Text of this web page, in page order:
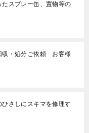
たスプレー缶、置物等の
収・処分ご依頼 お客様
ひさしにスキマを修理す